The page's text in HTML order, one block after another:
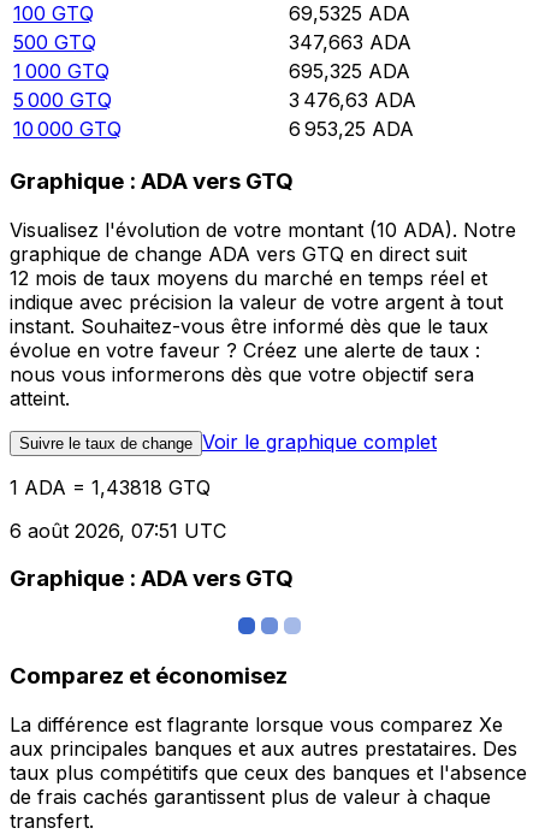
100 GTQ 69,5325 ADA
500 GTQ 347,663 ADA
1 000 GTQ 695,325 ADA
5 000 GTQ 3 476,63 ADA
10 000 GTQ 6 953,25 ADA
Graphique : ADA vers GTQ
Visualisez l'évolution de votre montant (10 ADA). Notre
graphique de change ADA vers GTQ en direct suit
12 mois de taux moyens du marché en temps réel et
indique avec précision la valeur de votre argent à tout
instant. Souhaitez-vous être informé dès que le taux
évolue en votre faveur ? Créez une alerte de taux :
nous vous informerons dès que votre objectif sera
atteint.
Suivre le taux de change Voir le graphique complet
1 ADA = 1,43818 GTQ
6 août 2026, 07:51 UTC
Graphique : ADA vers GTQ
Comparez et économisez
La différence est flagrante lorsque vous comparez Xe
aux principales banques et aux autres prestataires. Des
taux plus compétitifs que ceux des banques et l'absence
de frais cachés garantissent plus de valeur à chaque
transfert.